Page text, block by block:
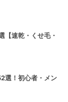
【速乾・くせ毛・
選！初心者・メン